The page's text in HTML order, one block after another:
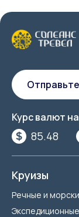
Курс валют на
85.48
Круизы
Речные и
Экспедиционные